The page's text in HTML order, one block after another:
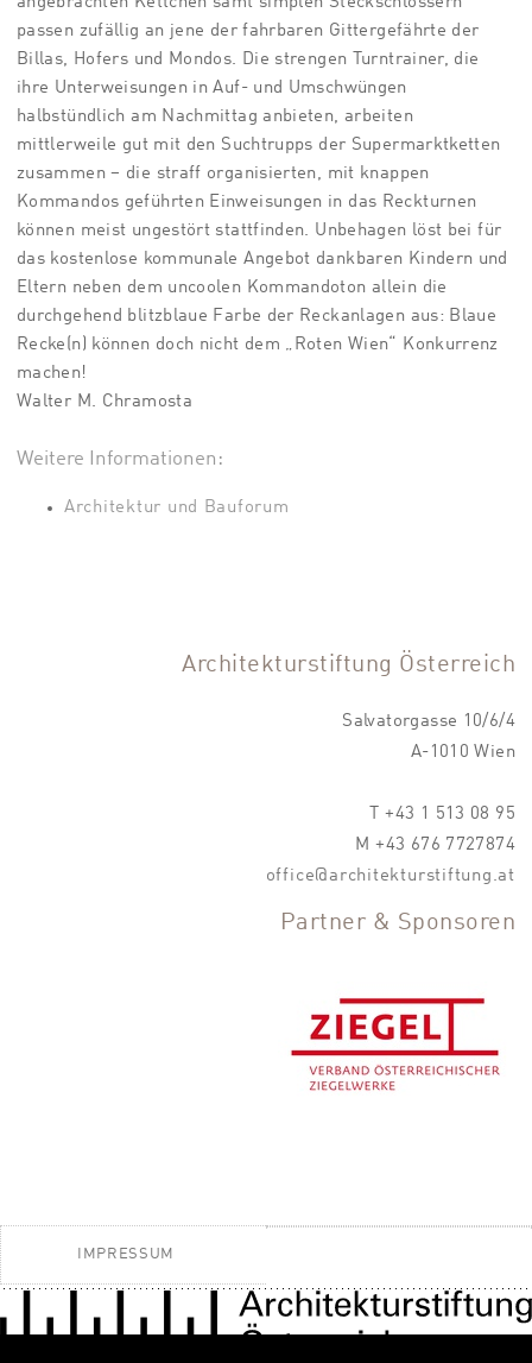
passen zufällig an jene der fahrbaren Gittergefährte der
Billas, Hofers und Mondos. Die strengen Turntrainer, die
ihre Unterweisungen in Auf- und Umschwüngen
halbstündlich am Nachmittag anbieten, arbeiten
mittlerweile gut mit den Suchtrupps der Supermarktketten
zusammen – die straff organisierten, mit knappen
Kommandos geführten Einweisungen in das Reckturnen
können meist ungestört stattfinden. Unbehagen löst bei für
das kostenlose kommunale Angebot dankbaren Kindern und
Eltern neben dem uncoolen Kommandoton allein die
durchgehend blitzblaue Farbe der Reckanlagen aus: Blaue
Recke(n) können doch nicht dem „Roten Wien“ Konkurrenz
machen!
Walter M. Chramosta
Weitere Informationen:
Architektur und Bauforum
Architekturstiftung Österreich
Salvatorgasse 10/6/4
A-1010 Wien
T +43 1 513 08 95
M +43 676 7727874
office@architekturstiftung.at
Partner & Sponsoren
IMPRESSUM